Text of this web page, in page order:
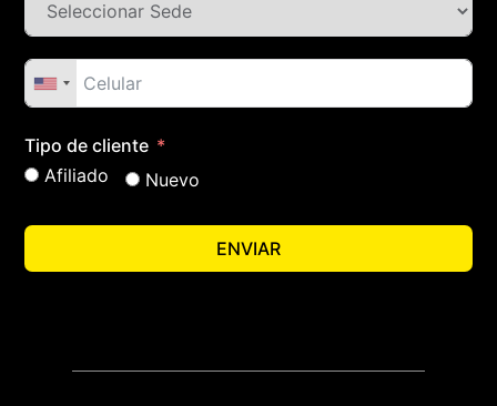
Tipo de cliente
Afiliado
Nuevo
ENVIAR